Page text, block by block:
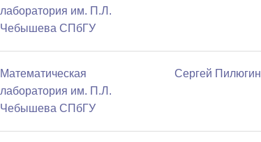
лаборатория им. П.Л.
Чебышева СПбГУ
Математичеcкая
лаборатория им. П.Л.
Чебышева СПбГУ
Сергей Пилюгин